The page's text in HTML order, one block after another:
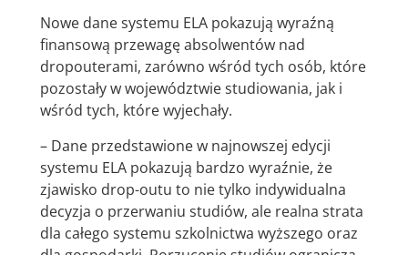
Nowe dane systemu ELA pokazują wyraźną
finansową przewagę absolwentów nad
dropouterami, zarówno wśród tych osób, które
pozostały w województwie studiowania, jak i
wśród tych, które wyjechały.
– Dane przedstawione w najnowszej edycji
systemu ELA pokazują bardzo wyraźnie, że
zjawisko drop-outu to nie tylko indywidualna
decyzja o przerwaniu studiów, ale realna strata
dla całego systemu szkolnictwa wyższego oraz